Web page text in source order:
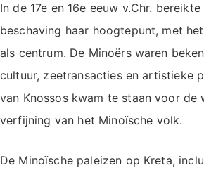
In de 17e en 16e eeuw v.Chr.
beschaving haar hoogtepunt, met
als centrum. De Minoërs waren
cultuur, zeetransacties en artistieke
van Knossos kwam te staan voor de
verfijning van het Minoïsche volk.
De Minoïsche paleizen op Kreta,